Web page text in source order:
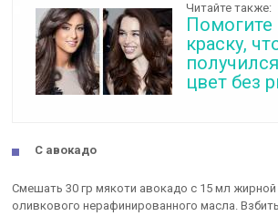
Читайте также:
Помогите
краску,
цвет без
С авокадо
Смешать 30 гр мякоти авокадо с 15 мл
оливкового нерафинированного масла.